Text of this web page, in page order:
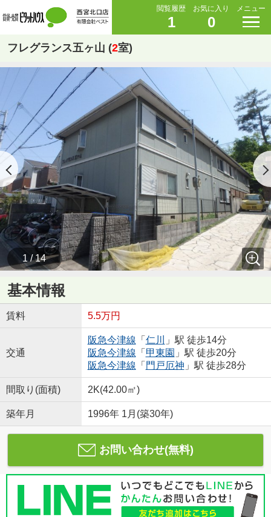
閲覧履歴
1
お気に入り
0
メニュー
フレグランス五ヶ山 (2室)
1 / 14
基本情報
賃料 5.5万円
交通
阪急今津線 「 仁川
」駅 徒歩14分
阪急今津線 「 甲東園 」駅 徒歩20分
阪急今津線 「 門戸厄神 」駅 徒歩28分
間取り(面積) 2K(42.00㎡)
築年月 1996年 1月(築30年)
お問い合わせ(無料)